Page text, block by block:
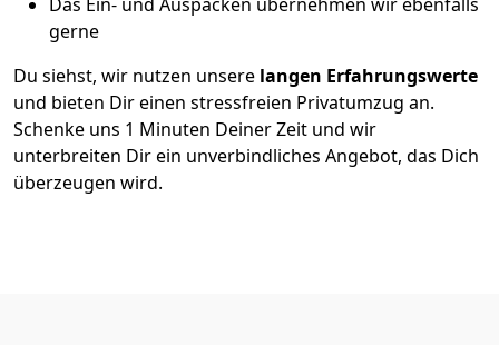
gerne
Du siehst, wir nutzen unsere langen Erfahrungswerte
und bieten Dir einen stressfreien Privatumzug an.
Schenke uns 1 Minuten Deiner Zeit und wir
unterbreiten Dir ein unverbindliches Angebot, das Dich
überzeugen wird.